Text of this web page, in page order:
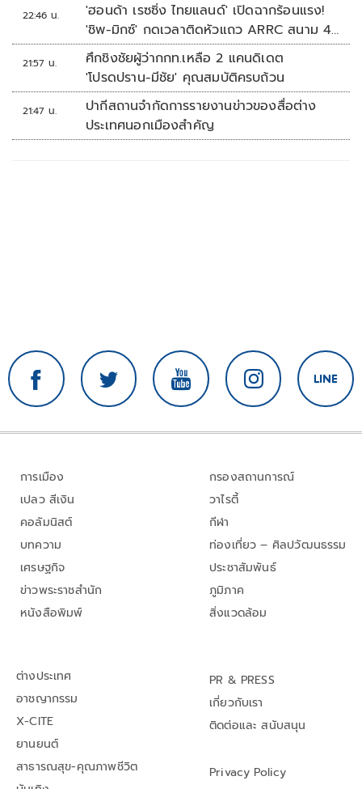
22:46 น.
'ฮอนด้า เรซซิ่ง ไทยแลนด์' เปิดฉากร้อนแรง!
'ชิพ-มิกซ์' กดเวลาติดหัวแถว ARRC สนาม 4
ที่มัลดาลิกา
21:57 น.
ศึกชิงชัยผู้ว่ากกท.เหลือ 2 แคนดิเดต
'โปรดปราน-มีชัย' คุณสมบัติครบถ้วน
21:47 น.
ปากีสถานจำกัดการรายงานข่าวของสื่อต่าง
ประเทศนอกเมืองสำคัญ
การเมือง
เปลว สีเงิน
คอลัมนิสต์
บทความ
เศรษฐกิจ
ข่าวพระราชสำนัก
หนังสือพิมพ์
กรองสถานการณ์
วาไรตี้
กีฬา
ท่องเที่ยว – ศิลปวัฒนธรรม
ประชาสัมพันธ์
ภูมิภาค
สิ่งแวดล้อม
ต่างประเทศ
อาชญากรรม
X-CITE
ยานยนต์
สาธารณสุข-คุณภาพชีวิต
PR & PRESS
เกี่ยวกับเรา
ติดต่อและ สนับสนุน
Privacy Policy